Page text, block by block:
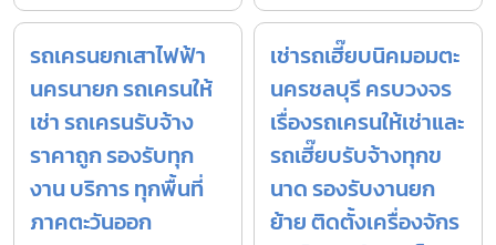
รถเครนยกเสาไฟฟ้า
นครนายก รถเครนให้
เช่า รถเครนรับจ้าง
ราคาถูก รองรับทุก
งาน บริการ ทุกพื้นที่
ภาคตะวันออก
เช่ารถเฮี๊ยบนิคมอมตะ
นครชลบุรี ครบวงจร
เรื่องรถเครนให้เช่าและ
รถเฮี๊ยบรับจ้างทุกข
นาด รองรับงานยก
ย้าย ติดตั้งเครื่องจักร